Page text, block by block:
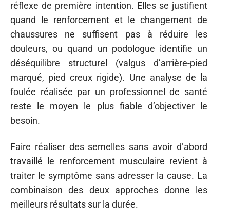
réflexe de première intention. Elles se justifient
quand le renforcement et le changement de
chaussures ne suffisent pas à réduire les
douleurs, ou quand un podologue identifie un
déséquilibre structurel (valgus d’arrière-pied
marqué, pied creux rigide). Une analyse de la
foulée réalisée par un professionnel de santé
reste le moyen le plus fiable d’objectiver le
besoin.
Faire réaliser des semelles sans avoir d’abord
travaillé le renforcement musculaire revient à
traiter le symptôme sans adresser la cause. La
combinaison des deux approches donne les
meilleurs résultats sur la durée.